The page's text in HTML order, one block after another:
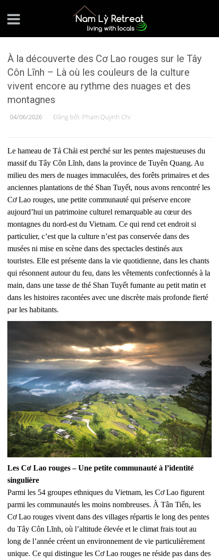
À la découverte des Cơ Lao rouges sur le Tây
Côn Lĩnh – Là où les couleurs de la culture
vivent encore au rythme des nuages et des
montagnes
04/06/2026 Đăng bởi: Phạm Quỳnh Chi
Le hameau de Tả Chải est perché sur les pentes majestueuses du
massif du Tây Côn Lĩnh, dans la province de Tuyên Quang. Au
milieu des mers de nuages immaculées, des forêts primaires et des
anciennes plantations de thé Shan Tuyết, nous avons rencontré les
Cơ Lao rouges, une petite communauté qui préserve encore
aujourd’hui un patrimoine culturel remarquable au cœur des
montagnes du nord-est du Vietnam. Ce qui rend cet endroit si
particulier, c’est que la culture n’est pas conservée dans des
musées ni mise en scène dans des spectacles destinés aux
touristes. Elle est présente dans la vie quotidienne, dans les chants
qui résonnent autour du feu, dans les vêtements confectionnés à la
main, dans une tasse de thé Shan Tuyết fumante au petit matin et
dans les histoires racontées avec une discrète mais profonde fierté
par les habitants.
Les Cơ Lao rouges – Une petite communauté à l’identité
singulière
Parmi les 54 groupes ethniques du Vietnam, les Cơ Lao figurent
parmi les communautés les moins nombreuses. À Tân Tiến, les
Cơ Lao rouges vivent dans des villages répartis le long des pentes
du Tây Côn Lĩnh, où l’altitude élevée et le climat frais tout au
long de l’année créent un environnement de vie particulièrement
unique. Ce qui distingue les Cơ Lao rouges ne réside pas dans des